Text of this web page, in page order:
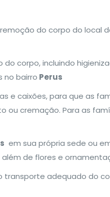
do corpo do local
do corpo, incluindo
no bairro Perus
e caixões, para que as
cremação. Para as
em sua própria sede ou
de flores e
transporte adequado do